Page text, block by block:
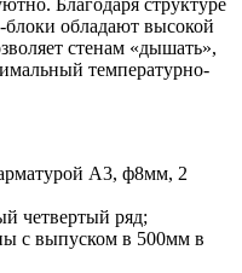
Благодаря структуре
обладают высокой
стенам «дышать»,
температурно-
А3, ф8мм, 2
четвертый ряд;
с выпуском в 500мм в